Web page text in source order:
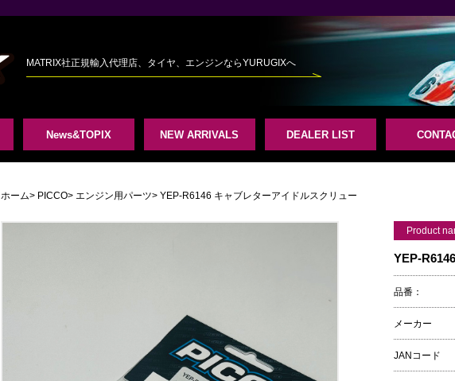
MATRIX社正規輸入代理店、タイヤ、エンジンならYURUGIXへ
News&TOPIX NEW ARRIVALS DEALER LIST
ホーム> PICCO> エンジン用パーツ> YEP-R6146 キャブレターアイドルスクリュー
Product
YEP-
品番：
メーカー
JANコード